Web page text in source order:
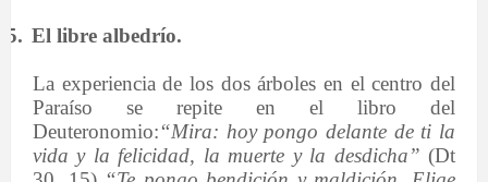
5. El libre albedrío.
La experiencia de los dos árboles en el centro del
Paraíso se repite en el libro del
Deuteronomio:“Mira: hoy pongo delante de ti la
vida y la felicidad, la muerte y la desdicha” (Dt